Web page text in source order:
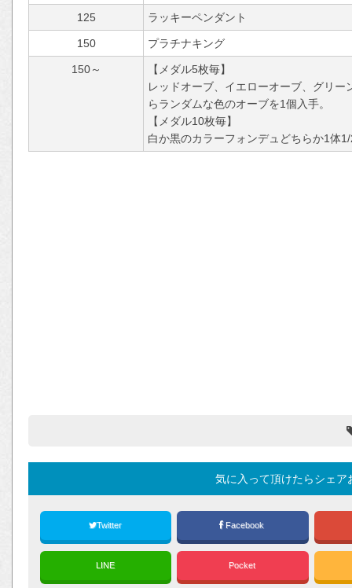
125 ラッキーペンダント
150 プラチナキング
150～
【メダル5枚毎】
レッドオーブ、イエローオーブ、グリ
らランダムな色のオーブを1個入手。
【メダル10枚毎】
白か黒のカラーフォンデュどちらか1体
気に入って頂けたらシェア
Twitter Facebook
LINE Pocket